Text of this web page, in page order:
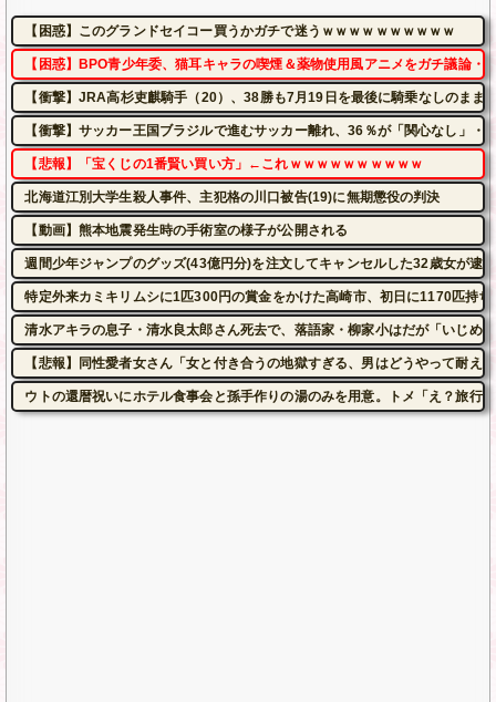
【困惑】このグランドセイコー買うかガチで迷うｗｗｗｗｗｗｗｗｗｗ
【困惑】BPO青少年委、猫耳キャラの喫煙＆薬物使用風アニメをガチ議論・
【衝撃】JRA高杉吏麒騎手（20）、38勝も7月19日を最後に騎乗なしのまま
【衝撃】サッカー王国ブラジルで進むサッカー離れ、36％が「関心なし」・
【悲報】「宝くじの1番賢い買い方」←これｗｗｗｗｗｗｗｗｗｗ
北海道江別大学生殺人事件、主犯格の川口被告(19)に無期懲役の判決
【動画】熊本地震発生時の手術室の様子が公開される
週間少年ジャンプのグッズ(43億円分)を注文してキャンセルした32歳女が逮捕
特定外来カミキリムシに1匹300円の賞金をかけた高崎市、初日に1170匹持ち
清水アキラの息子・清水良太郎さん死去で、落語家・柳家小はだが「いじめ
【悲報】同性愛者女さん「女と付き合うの地獄すぎる、男はどうやって耐
ウトの還暦祝いにホテル食事会と孫手作りの湯のみを用意。トメ「え？旅